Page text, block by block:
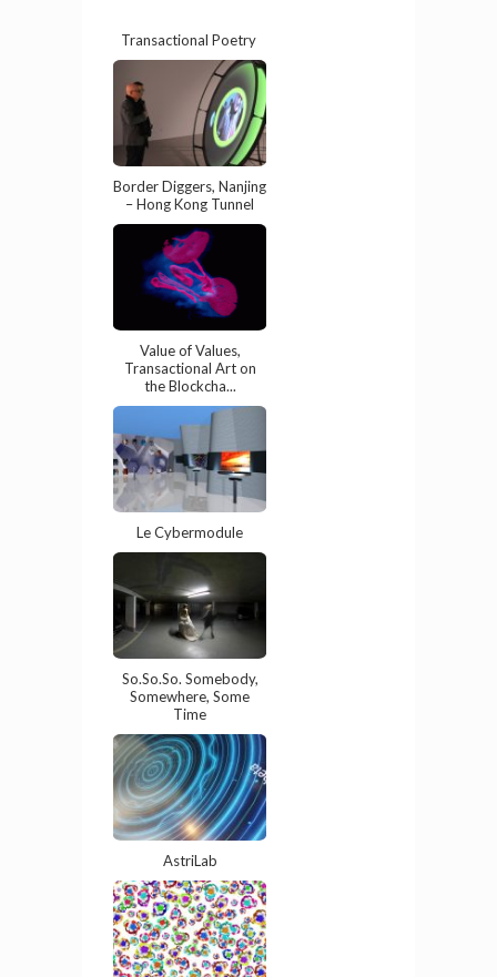
Transactional Poetry
Border Diggers, Nanjing
– Hong Kong Tunnel
Value of Values,
Transactional Art on
the Blockcha...
Le Cybermodule
So.So.So. Somebody,
Somewhere, Some
Time
AstriLab